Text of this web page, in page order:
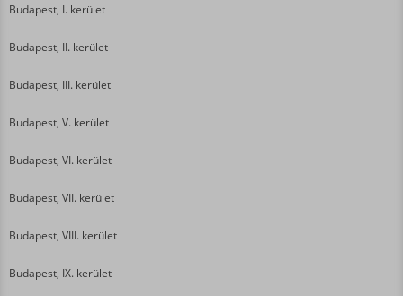
Budapest, I. kerület
Budapest, II. kerület
Budapest, III. kerület
Budapest, V. kerület
Budapest, VI. kerület
Budapest, VII. kerület
Budapest, VIII. kerület
Budapest, IX. kerület